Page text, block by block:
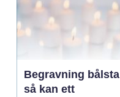
Begravning bålsta
så kan ett